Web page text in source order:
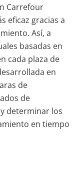
Carrefour
eficaz gracias a
Así, a
basadas en
cada plaza de
en
de
de
determinar los
en tiempo